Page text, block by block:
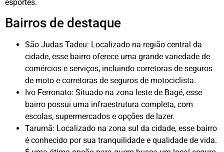
esportes.
Bairros de destaque
São Judas Tadeu: Localizado na região central da
cidade, esse bairro oferece uma grande variedade de
comércios e serviços, incluindo corretoras de seguros
de moto e corretoras de seguros de motociclista.
Ivo Ferronato: Situado na zona leste de Bagé, esse
bairro possui uma infraestrutura completa, com
escolas, supermercados e opções de lazer.
Tarumã: Localizado na zona sul da cidade, esse bairro
é conhecido por sua tranquilidade e qualidade de vida.